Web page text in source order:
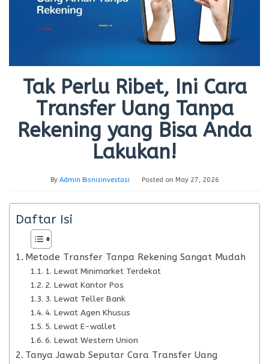
Tak Perlu Ribet, Ini Cara
Transfer Uang Tanpa
Rekening yang Bisa Anda
Lakukan!
By Admin Bisnisinvestasi Posted on May 27, 2026
Daftar Isi
Metode Transfer Tanpa Rekening Sangat Mudah
1. Lewat Minimarket Terdekat
2. Lewat Kantor Pos
3. Lewat Teller Bank
4. Lewat Agen Khusus
5. Lewat E-wallet
6. Lewat Western Union
Tanya Jawab Seputar Cara Transfer Uang